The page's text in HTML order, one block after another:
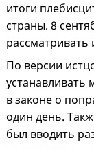
итоги
страны. 8
рассматривать
По версии
устанавливать
в законе о
один день.
был вводить